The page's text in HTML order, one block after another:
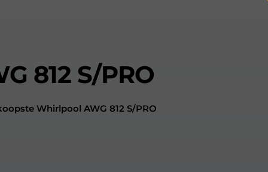
812 S/PRO
Whirlpool AWG 812 S/PRO